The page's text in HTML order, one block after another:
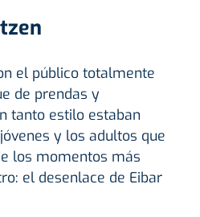
el público totalmente
de prendas y
tanto estilo estaban
y los adultos que
los momentos más
el desenlace de Eibar